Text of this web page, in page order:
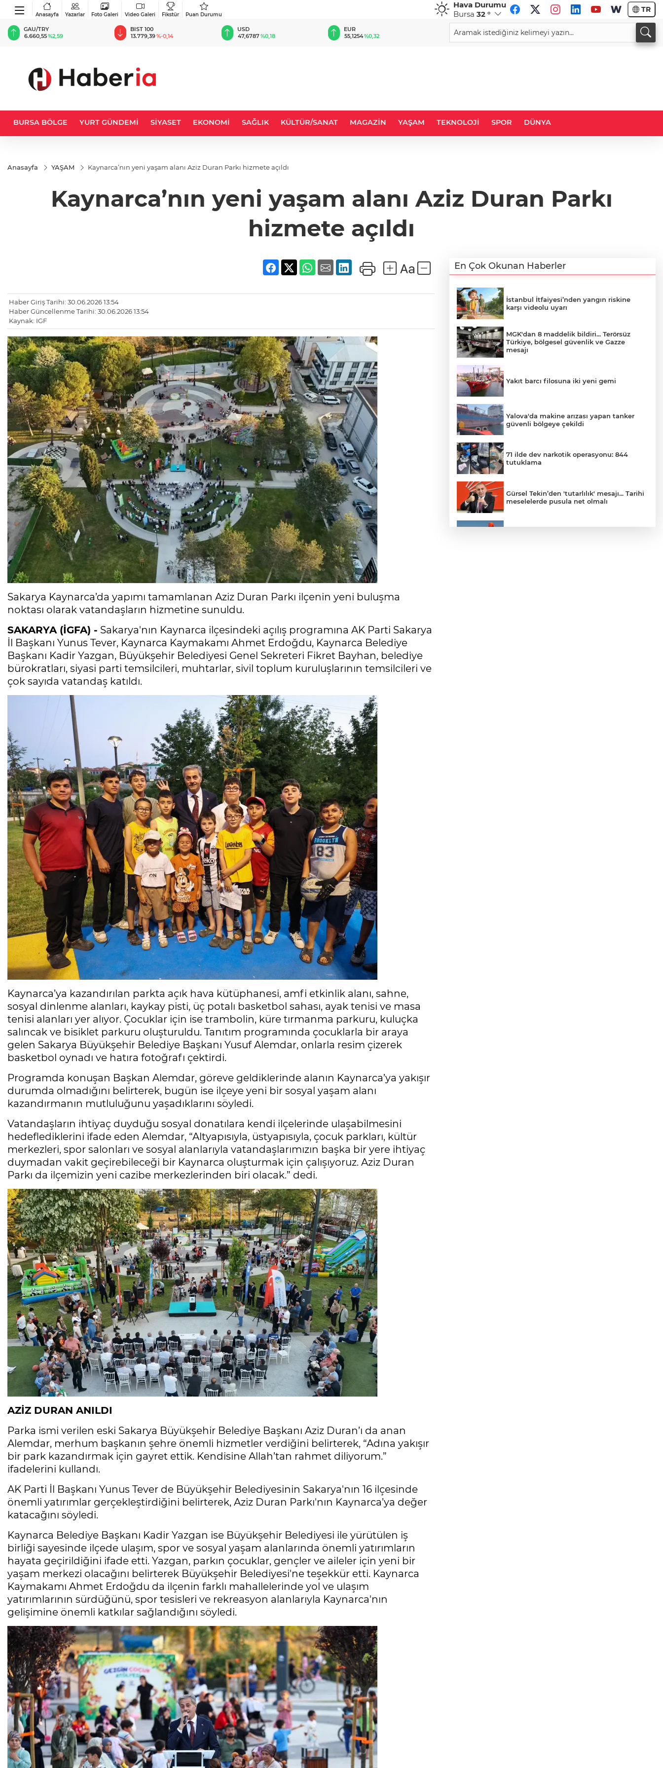
Anasayfa Yazarlar Foto Galeri Video Galeri Fikstür Puan Durumu
Hava Durumu
Bursa 32 ° TR
BIST 100
13.779,39%-0,14
USD
47,6787%0,18
EUR
55,1254%0,32
GBP
64,3468%0,38
CHF
59,0083%0,82
34,1883
BURSA BÖLGE YURT GÜNDEMİ SİYASET EKONOMİ SAĞLIK KÜLTÜR/SANAT MAGAZİN YAŞAM TEKNOLOJİ SPOR DÜNYA
Anasayfa YAŞAM Kaynarca’nın yeni yaşam alanı Aziz Duran Parkı hizmete açıldı
Kaynarca’nın yeni yaşam alanı Aziz Duran Parkı
hizmete açıldı
Haber Giriş Tarihi: 30.06.2026 13:54
Haber Güncellenme Tarihi: 30.06.2026 13:54
Kaynak: IGF
Sakarya Kaynarca’da yapımı tamamlanan Aziz Duran Parkı ilçenin yeni buluşma
noktası olarak vatandaşların hizmetine sunuldu.
SAKARYA (İGFA) - Sakarya'nın Kaynarca ilçesindeki açılış programına AK Parti Sakarya
İl Başkanı Yunus Tever, Kaynarca Kaymakamı Ahmet Erdoğdu, Kaynarca Belediye
Başkanı Kadir Yazgan, Büyükşehir Belediyesi Genel Sekreteri Fikret Bayhan, belediye
bürokratları, siyasi parti temsilcileri, muhtarlar, sivil toplum kuruluşlarının temsilcileri ve
çok sayıda vatandaş katıldı.
Kaynarca’ya kazandırılan parkta açık hava kütüphanesi, amfi etkinlik alanı, sahne,
sosyal dinlenme alanları, kaykay pisti, üç potalı basketbol sahası, ayak tenisi ve masa
tenisi alanları yer alıyor. Çocuklar için ise trambolin, küre tırmanma parkuru, kuluçka
salıncak ve bisiklet parkuru oluşturuldu. Tanıtım programında çocuklarla bir araya
gelen Sakarya Büyükşehir Belediye Başkanı Yusuf Alemdar, onlarla resim çizerek
basketbol oynadı ve hatıra fotoğrafı çektirdi.
Programda konuşan Başkan Alemdar, göreve geldiklerinde alanın Kaynarca’ya yakışır
durumda olmadığını belirterek, bugün ise ilçeye yeni bir sosyal yaşam alanı
kazandırmanın mutluluğunu yaşadıklarını söyledi.
Vatandaşların ihtiyaç duyduğu sosyal donatılara kendi ilçelerinde ulaşabilmesini
hedeflediklerini ifade eden Alemdar, “Altyapısıyla, üstyapısıyla, çocuk parkları, kültür
merkezleri, spor salonları ve sosyal alanlarıyla vatandaşlarımızın başka bir yere ihtiyaç
duymadan vakit geçirebileceği bir Kaynarca oluşturmak için çalışıyoruz. Aziz Duran
Parkı da ilçemizin yeni cazibe merkezlerinden biri olacak.” dedi.
AZİZ DURAN ANILDI
Parka ismi verilen eski Sakarya Büyükşehir Belediye Başkanı Aziz Duran’ı da anan
Alemdar, merhum başkanın şehre önemli hizmetler verdiğini belirterek, “Adına yakışır
bir park kazandırmak için gayret ettik. Kendisine Allah’tan rahmet diliyorum.”
ifadelerini kullandı.
AK Parti İl Başkanı Yunus Tever de Büyükşehir Belediyesinin Sakarya'nın 16 ilçesinde
önemli yatırımlar gerçekleştirdiğini belirterek, Aziz Duran Parkı'nın Kaynarca’ya değer
katacağını söyledi.
Kaynarca Belediye Başkanı Kadir Yazgan ise Büyükşehir Belediyesi ile yürütülen iş
birliği sayesinde ilçede ulaşım, spor ve sosyal yaşam alanlarında önemli yatırımların
hayata geçirildiğini ifade etti. Yazgan, parkın çocuklar, gençler ve aileler için yeni bir
yaşam merkezi olacağını belirterek Büyükşehir Belediyesi'ne teşekkür etti. Kaynarca
Kaymakamı Ahmet Erdoğdu da ilçenin farklı mahallelerinde yol ve ulaşım
yatırımlarının sürdüğünü, spor tesisleri ve rekreasyon alanlarıyla Kaynarca'nın
gelişimine önemli katkılar sağlandığını söyledi.
En Çok Okunan Haberler
İstanbul İtfaiyesi’nden yangın riskine
karşı videolu uyarı
MGK'dan 8 maddelik bildiri... Terörsüz
Türkiye, bölgesel güvenlik ve Gazze
mesajı
Yakıt barcı filosuna iki yeni gemi
Yalova'da makine arızası yapan tanker
güvenli bölgeye çekildi
71 ilde dev narkotik operasyonu: 844
tutuklama
Gürsel Tekin’den 'tutarlılık' mesajı... Tarihi
meselelerde pusula net olmalı